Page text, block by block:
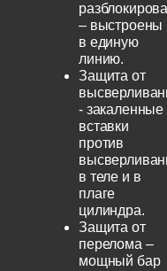
– выстроены
в единую
линию.
Защита от
- закаленные
вставки
против
в теле и в
плаге
цилиндра.
Защита от
перелома –
мощный бар